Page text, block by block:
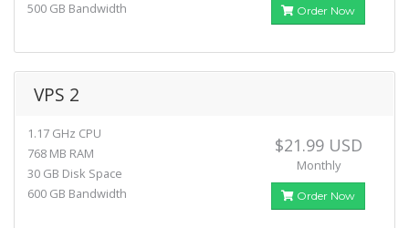
500 GB Bandwidth
Order Now
VPS 2
1.17 GHz CPU
768 MB RAM
30 GB Disk Space
600 GB Bandwidth
$21.99 USD
Monthly
Order Now